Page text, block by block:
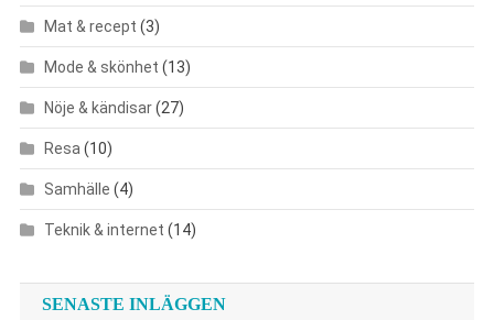
Mat & recept (3)
Mode & skönhet (13)
Nöje & kändisar(27)
Resa (10)
Samhälle (4)
Teknik & internet (14)
SENASTE INLÄGGEN